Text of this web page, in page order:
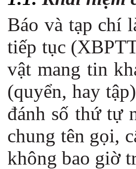
Báo và tạp chí
tiếp tục
vật mang tin
(quyển, hay
đánh số thứ tự
chung tên gọi,
không bao giờ